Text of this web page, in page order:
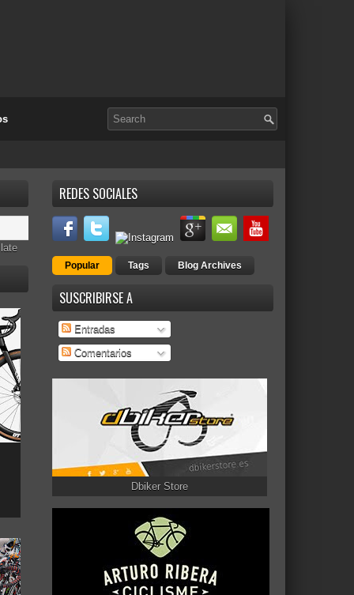
REDES SOCIALES
Popular Tags Blog Archives
SUSCRIBIRSE A
Entradas
Comentarios
Dbiker Store